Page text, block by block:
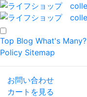
Top Blog What's Many?
Policy Sitemap
お問い合わせ
カートを見る